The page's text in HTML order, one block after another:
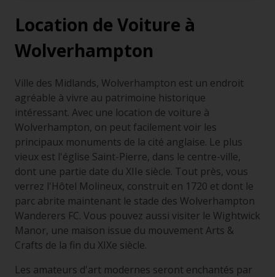
Location de Voiture à
Wolverhampton
Ville des Midlands, Wolverhampton est un endroit
agréable à vivre au patrimoine historique
intéressant. Avec une location de voiture à
Wolverhampton, on peut facilement voir les
principaux monuments de la cité anglaise. Le plus
vieux est l'église Saint-Pierre, dans le centre-ville,
dont une partie date du XIIe siècle. Tout près, vous
verrez l'Hôtel Molineux, construit en 1720 et dont le
parc abrite maintenant le stade des Wolverhampton
Wanderers FC. Vous pouvez aussi visiter le Wightwick
Manor, une maison issue du mouvement Arts &
Crafts de la fin du XIXe siècle.
Les amateurs d'art modernes seront enchantés par